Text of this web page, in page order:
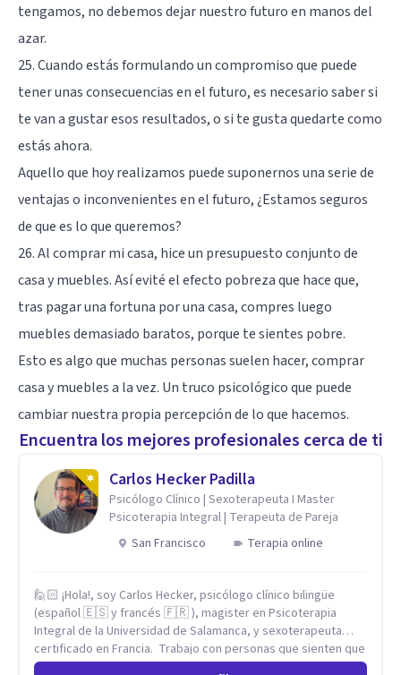
tengamos, no debemos dejar nuestro futuro en manos del
azar.
25. Cuando estás formulando un compromiso que puede
tener unas consecuencias en el futuro, es necesario saber si
te van a gustar esos resultados, o si te gusta quedarte como
estás ahora.
Aquello que hoy realizamos puede suponernos una serie de
ventajas o inconvenientes en el futuro, ¿Estamos seguros
de que es lo que queremos?
26. Al comprar mi casa, hice un presupuesto conjunto de
casa y muebles. Así evité el efecto pobreza que hace que,
tras pagar una fortuna por una casa, compres luego
muebles demasiado baratos, porque te sientes pobre.
Esto es algo que muchas personas suelen hacer, comprar
casa y muebles a la vez. Un truco psicológico que puede
cambiar nuestra propia percepción de lo que hacemos.
Encuentra los mejores profesionales cerca de ti
Carlos Hecker Padilla
Psicólogo Clínico | Sexoterapeuta I Master
Psicoterapia Integral | Terapeuta de Pareja
San Francisco
Terapia online
🙋🏻 ¡Hola!, soy Carlos Hecker, psicólogo clínico bilingüe
(español 🇪🇸 y francés 🇫🇷 ), magister en Psicoterapia
Integral de la Universidad de Salamanca, y sexoterapeuta
certificado en Francia. Trabajo con personas que sienten que
algo en su vida dejó de calzar: ansiedad que se desborda,